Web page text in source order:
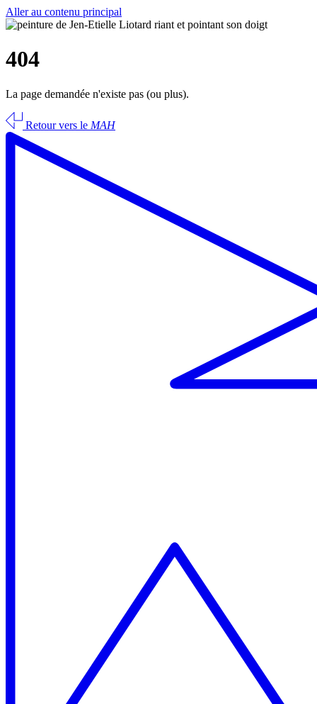
Aller au contenu principal
404
La page demandée n'existe pas (ou plus).
Retour vers le MAH